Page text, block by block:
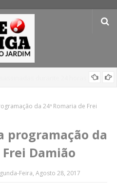
da 24ª Romaria de Frei
programação da
Damião
Feira, Agosto 28, 2017